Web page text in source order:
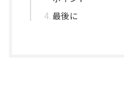
最後に